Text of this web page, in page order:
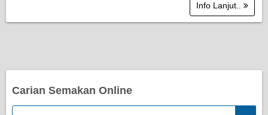
Info Lanjut..
Carian Semakan Online